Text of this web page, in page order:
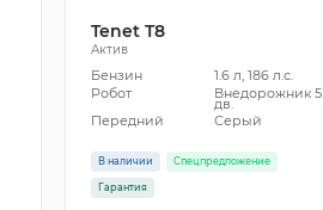
Tenet T8
Актив
Бензин
1.6 л, 186 л.с.
Робот
Внедорожник 5
дв.
Передний
Серый
В наличии Спецпредложение
Гарантия